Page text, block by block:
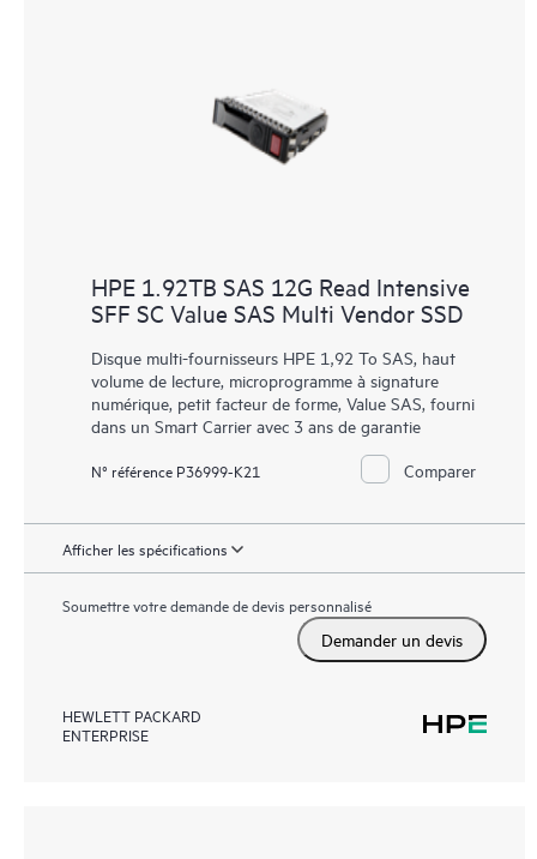
HPE 1.92TB SAS 12G Read Intensive
SFF SC Value SAS Multi Vendor SSD
Disque multi-fournisseurs HPE 1,92 To SAS, haut
volume de lecture, microprogramme à signature
numérique, petit facteur de forme, Value SAS, fourni
dans un Smart Carrier avec 3 ans de garantie
N° référence P36999-K21 Comparer
Afficher les spécifications
Soumettre votre demande de devis personnalisé
Demander un devis
HEWLETT PACKARD
ENTERPRISE